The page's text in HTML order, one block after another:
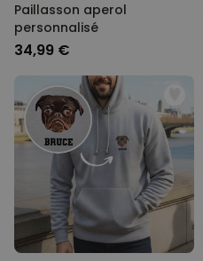
Paillasson aperol
personnalisé
34,99 €